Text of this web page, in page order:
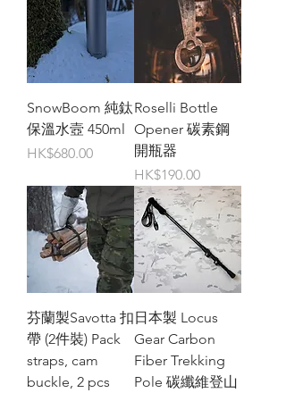
SnowBoom 純鈦
保溫水壼 450ml
價格
HK$680.00
Roselli Bottle
Opener 碳素鋼
開瓶器
價格
HK$190.00
芬蘭製Savotta 扣
帶 (2件裝) Pack
straps, cam
buckle, 2 pcs
日本製 Locus
Gear Carbon
Fiber Trekking
Pole 碳纖維登山